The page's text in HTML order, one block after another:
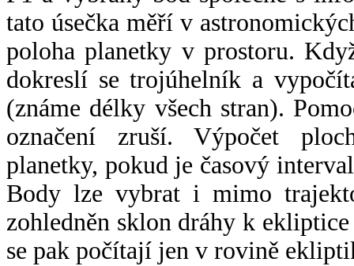
tato úsečka měří v
poloha planetky v prostoru.
dokreslí se trojúhelník a
(známe délky všech stran).
označení zruší. Výpočet
planetky, pokud je časový
Body lze vybrat i mimo
zohledněn sklon dráhy k
se pak počítají jen v rovině